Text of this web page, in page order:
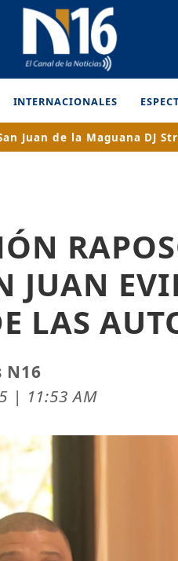
INTERNACIONALES
Juan de la Maguana DJ
JUAN
LAS
N16
| 11:53 AM